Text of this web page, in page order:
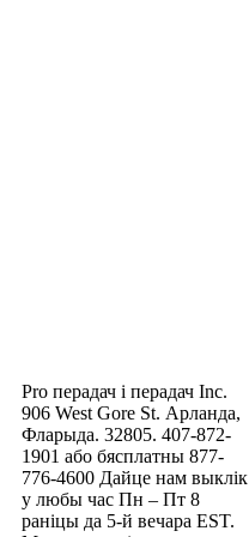
Pro перадач і перадач Inc.
906 West Gore St. Арланда,
Фларыда. 32805. 407-872-
1901 або бясплатны 877-
776-4600 Дайце нам выклік
у любы час Пн – Пт 8
раніцы да 5-й вечара EST.